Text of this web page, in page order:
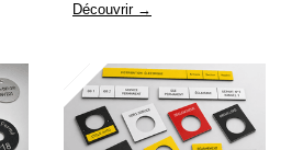
Découvrir →